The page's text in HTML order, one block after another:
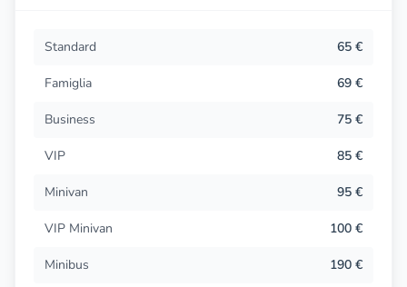
settimana, per tutto l'anno .. Dopo aver inviato la
Trasferimento in taxi da Tivat
Molti turisti che visitano Tivat durante la stagione
Standard 65 €
Famiglia 69 €
Business 75 €
VIP 85 €
Minivan 95 €
VIP Minivan 100 €
Minibus 190 €